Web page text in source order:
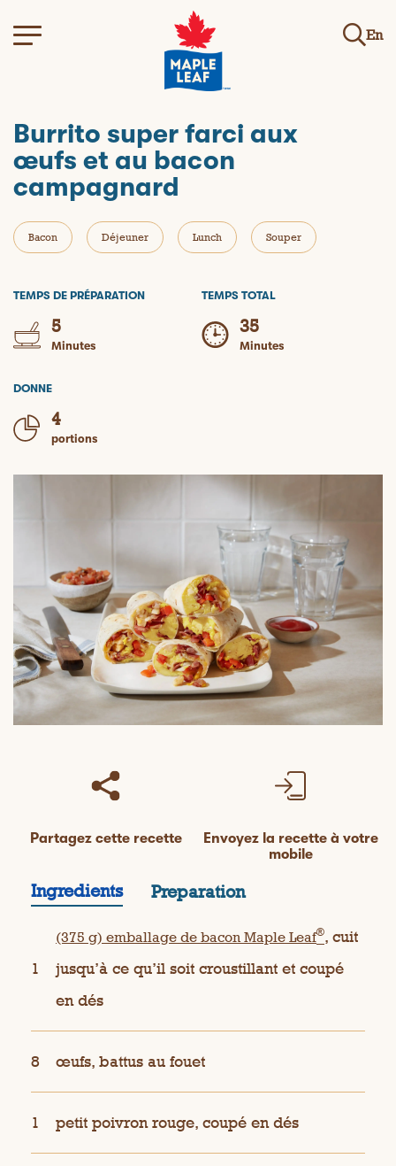
En
Burrito super farci aux
œufs et au bacon
campagnard
Bacon Déjeuner Lunch Souper
TEMPS DE PRÉPARATION
5
Minutes
TEMPS TOTAL
35
Minutes
DONNE
4
portions
Partagez cette recette
Envoyez la recette à votre
mobile
Ingredients Preparation
1
(375 g) emballage de bacon Maple Leaf®, cuit
jusqu’à ce qu’il soit croustillant et coupé
en dés
8 œufs, battus au fouet
1 petit poivron rouge, coupé en dés